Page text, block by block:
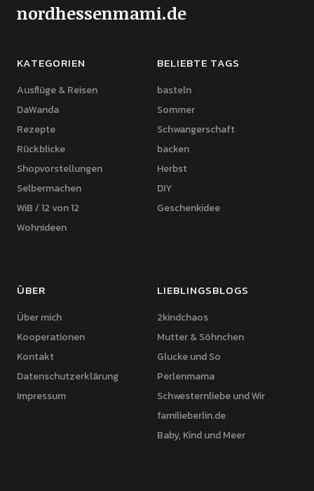
nordhessenmami.de
KATEGORIEN
Ausflüge & Reisen
DaWanda
Rezepte
Rückblicke
Shopvorstellungen
Selbermachen
WiB / 12 von 12
Wohnideen
BELIEBTE TAGS
basteln
Sommer
Schwangerschaft
backen
Herbst
DIY
Geschenkidee
ÜBER
Über mich
Kooperationen
Kontakt
Datenschutzerklärung
Impressum
LIEBLINGSBLOGS
2kindchaos
Mutter & Söhnchen
Glucke und So
Perlenmama
Schwesternliebe und Wir
familieberlin.de
Baby, Kind und Meer